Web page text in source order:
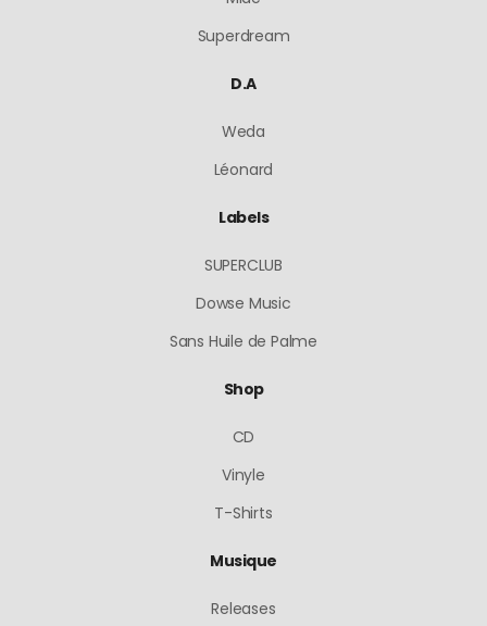
Superdream
D.A
Weda
Léonard
Labels
SUPERCLUB
Dowse Music
Sans Huile de Palme
Shop
CD
Vinyle
T-Shirts
Musique
Releases